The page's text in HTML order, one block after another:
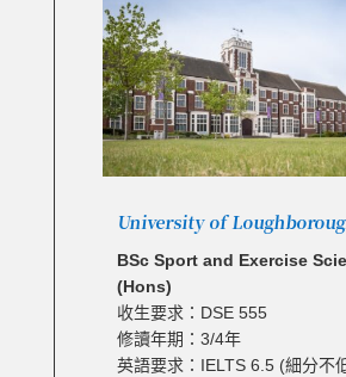
University of
BSc Sport and Exercise
(Hons)
收生要求：DSE 555
修讀年期：3/4年
英語要求：IELTS 6.5 (細分不